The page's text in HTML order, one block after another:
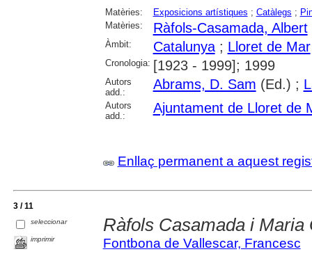
Matèries: Exposicions artístiques ; Catàlegs ;
Matèries:
Ràfols-Casamada, Albert
Àmbit: Catalunya; Lloret de Mar
Cronologia: [1923 - 1999]; 1999
Autors
add.:
Abrams, D. Sam (Ed.) ;
Autors
add.:
Ajuntament de Lloret de
Enllaç permanent a aquest
3 / 11
seleccionar
imprimir
Ràfols Casamada i Maria
Fontbona de Vallescar, Francesc